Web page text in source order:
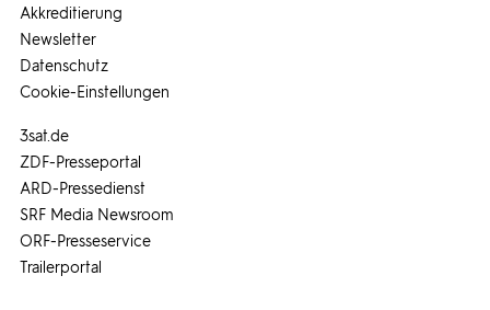
3sat.de
ZDF-Presseportal
ARD-Pressedienst
SRF Media Newsroom
ORF-Presseservice
Trailerportal
Akkreditierung
Newsletter
Datenschutz
Cookie-Einstellungen